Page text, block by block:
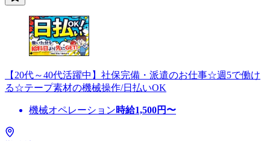
【20代～40代活躍中】社保完備・派遣のお仕事☆週5で働け
る☆テープ素材の機械操作/日払いOK
機械オペレーション時給1,500円〜